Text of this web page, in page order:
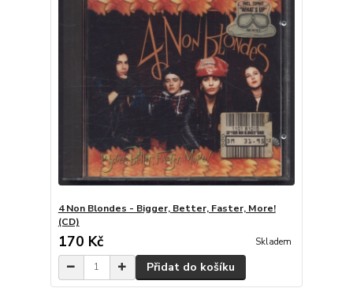
4 Non Blondes - Bigger, Better, Faster, More!
(CD)
170 Kč Skladem
Přidat do košíku